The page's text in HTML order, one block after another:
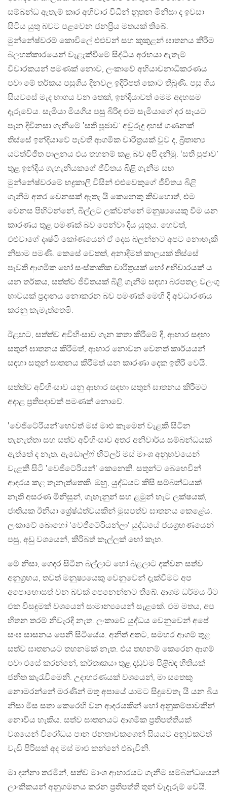
සම්බන්ධ ඇතැම් කෘර අභිචාර විධීන් නූතන මිනිසා ද ඉවසා
සිටිය යුතු බවට පළවෙන ජනප්‍රිය මතයක් තිබේ.
මුන්නේෂ්වරම් කොවිලේ එළුවන් සහ කුකුළන් ඝාතනය කිරීම
බලහත්කාරයෙන් වැළැක්වීමේ සිද්ධිය අරභයා ඇතැම්
විචාරකයන් පමණක් නොව, ලංකාවේ අභියාචනාධිකරණය
පවා මේ තර්කය පසුගිය දිනවල ඉදිරිපත් කොට තිබුණි. පසු ගිය
සියවසේ මැද භාගය වන තෙක්, ඉන්දියාවත් මෙම අදහසම
දැරුවේය. සැමියා මියගිය පසු බිරිඳ එම සැමියාගේ දර සෑයට
පැන දිවිනසා ගැනීමේ ‛සති පූජාව’ අවුරුදු දහස් ගණනක්
තිස්සේ ඉන්දියාවේ පැවති ආගමික චාරිත්‍රයක් වුව ද, බ්‍රිතාන්‍ය
යටත්විජිත පාලනය එය තහනම් කළ බව අපි දනිමු. ‛සති පුජාව’
තුළ ඉන්දිය ගැහැනියකගේ ජීවිතය බිළි ගැනීම සහ
මුන්නේෂ්වරමේ භද්‍රකාලී විසින් එළුවෙකුගේ ජීවිතය බිළි
ගැනීම අතර වෙනසක් ඇතැ යි කෙනෙකු කිවහොත්, එම
වෙනස පිහිටන්නේ, බිල්ලට ලක්වන්නේ මනුෂ්‍යයෙකු වීම යන
කාරණය තුළ පමණක් බව පෙන්වා දිය යුතුය. හෙවත්,
එළුවාගේ දෘෂ්ටි කෝණයෙන් ඒ දෙස බලන්නට අපට නොහැකි
නිසාම පමණි. කෙසේ වෙතත්, අනාදිමත් කාලයක් තිස්සේ
පැවති ආගමික හෝ සංස්කෘතික චාරිත්‍රයක් හෝ අභිචාරයක් ය
යන තර්කය, සත්ත්ව ජීවිතයක් බිළි ගැනීම සඳහා බරපතල වලංගු
භාවයක් ප්‍රදානය නොකරන බව පමණක් මෙහි දී අවධාරණය
කරනු කැමැත්තෙමි.
ඊළඟට, සත්ත්ව අවිහිංසාව ගැන කතා කිරීමේ දී, ආහාර සඳහා
සතුන් ඝාතනය කිරීමත්, ආහාර නොවන වෙනත් කාර්යයන්
සඳහා සතුන් ඝාතනය කිරීමත් යන කාරණා දෙක ඉතිරි වෙයි.
සත්ත්ව අවිහිංසාව යනු ආහාර සඳහා සතුන් ඝාතනය කිරීමට
අදාළ ප්‍රතිපදාවක් පමණක් නොවේ.
‛වෙජිටේරියන්’හෙවත් මස් මාළු කෑමෙන් වැළකී සිටින
තැනැත්තා සහ සත්ව අවිහිංසාව අතර අනිවාර්ය සම්බන්ධයක්
ඇත්තේ ද නැත. ඇඩොල්ෆ් හිට්ලර් මස් මාංශ අනුභවයෙන්
වැළකී සිටි ‛වෙජිටේරියන්’ කෙනෙකි. සතුන්ට බෙහෙවින්
ආදරය කළ තැනැත්තෙකි. ඔහු, යුද්ධයට කිසි සම්බන්ධයක්
නැති අසරණ මිනිසුන්, ගැහැනුන් සහ ළමුන් හැට ලක්ෂයක්,
ජාතියක ඊනියා ශ්‍රේෂ්ඨත්වයකින් මුසපත්ව ඝාතනය කෙළේය.
ලංකාවේ බොහෝ ‛වෙජිටේරියන්ලා’ යුද්ධයේ ජයග්‍රහණයෙන්
පසු, අඩු වශයෙන්, කිරිබත් කෑල්ලක් හෝ කෑහ.
මේ නිසා, ගෙදර සිටින බල්ලාට හෝ බළලාට දක්වන සත්ව
අනුග්‍රහය, තවත් මනුෂ්‍යයෙකු වෙනුවෙන් දැක්වීමට අප
අපොහොසත් වන බවක් පෙනෙන්නට තිබේ. ආගම ධර්මය ඊට
එක විසඳුමක් වශයෙන් සාමාන්‍යයෙන් සැළකේ. එම මතය, අප
හිතන තරම් නිවැරදි නැත. ලංකාවේ යුද්ධය වෙනුවෙන් අපේ
සංඝ සාසනය පෙනී සිටියේය. අනිත් අතට, සමහර ආගම් තුළ
සත්ව ඝාතනයට තහනමක් නැත. එය තහනම් කෙරෙන ආගම්
පවා එසේ කරන්නේ, කර්තෘකයා තුළ දඩුවම පිළිබඳ භීතියක්
ජනිත කැරැවීමෙනි. උදාහරණයක් වශයෙන්, මා සතෙකු
නොමරන්නේ මරණින් මතු අපායේ යාමට සිදුවෙතැ යි යන බිය
නිසා මිස සතා කෙරෙහි වන ආදරයකින් හෝ අනුකම්පාවකින්
නොවිය හැකිය. සත්ව ඝාතනයට ආගමික ප්‍රතිපත්තියක්
වශයෙන් විරෝධය පාන ජනතාවකගෙන් සියයට අනූවකටත්
වැඩි පිරිසක් අද මස් මාළු කන්නේ එබැවිනි.
මා දන්නා තරමින්, සත්ව මාංශ ආහාරයට ගැනීම සම්බන්ධයෙන්
ලාංකිකයන් අනුගමනය කරන ප්‍රතිපත්ති තුන් වැදෑරුම් වෙයි.